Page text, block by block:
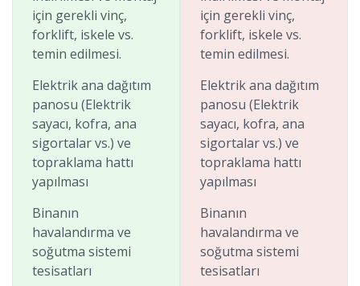
için gerekli vinç,
forklift, iskele vs.
temin edilmesi.
Elektrik ana dağıtım
panosu (Elektrik
sayacı, kofra, ana
sigortalar vs.) ve
topraklama hattı
yapılması
Binanın
havalandırma ve
soğutma sistemi
tesisatları
için gerekli vinç,
forklift, iskele vs.
temin edilmesi.
Elektrik ana dağıtım
panosu (Elektrik
sayacı, kofra, ana
sigortalar vs.) ve
topraklama hattı
yapılması
Binanın
havalandırma ve
soğutma sistemi
tesisatları